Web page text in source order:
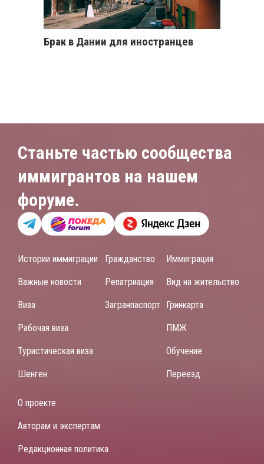
Брак в Дании для иностранцев
Станьте частью сообщества
иммигрантов на нашем
форуме.
Истории иммиграции
Важные новости
Виза
Рабочая виза
Туристическая виза
Шенген
Гражданство
Репатриация
Загранпаспорт
Иммиграция
Вид на жительство
Гринкарта
ПМЖ
Обучение
Переезд
О проекте
Авторам и экспертам
Редакционная политика